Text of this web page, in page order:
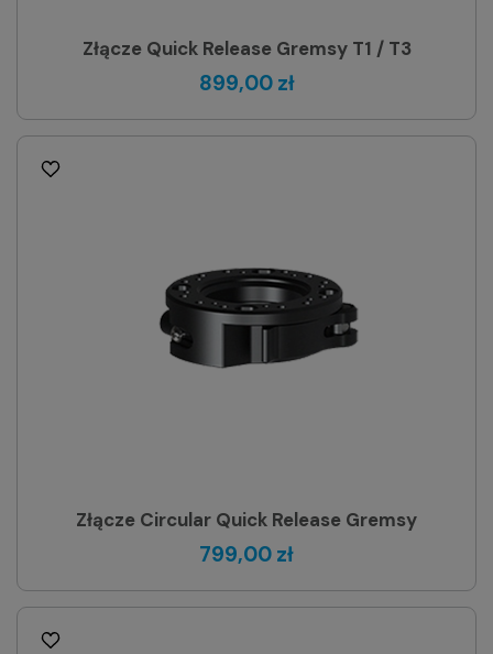
Złącze Quick Release Gremsy T1 / T3
899,00 zł
Złącze Circular Quick Release Gremsy
799,00 zł